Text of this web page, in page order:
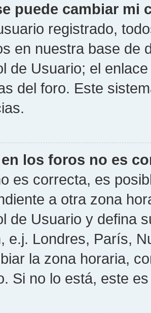
puede cambiar mi
registrado,
en nuestra base de
de Usuario; el
del foro. Este
en los foros no es
es correcta, es
a otra zona
de Usuario y defina
e.j. Londres, París,
la zona horaria,
Si no lo está, este